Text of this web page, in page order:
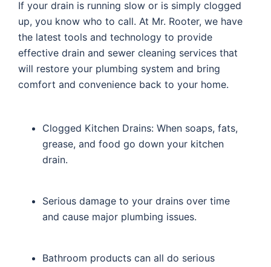
If your drain is running slow or is simply clogged
up, you know who to call. At Mr. Rooter, we have
the latest tools and technology to provide
effective drain and sewer cleaning services that
will restore your plumbing system and bring
comfort and convenience back to your home.
Clogged Kitchen Drains: When soaps, fats,
grease, and food go down your kitchen
drain.
Serious damage to your drains over time
and cause major plumbing issues.
Bathroom products can all do serious